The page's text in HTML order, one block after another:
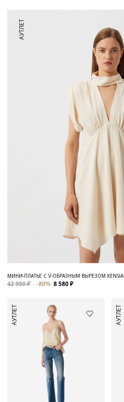
АУТЛЕТ
МИНИ-ПЛАТЬЕ С V-ОБРАЗНЫМ ВЫРЕЗОМ KENSIA
42 900 ₽ -80% 8 580 ₽
АУТЛЕТ АУТЛЕТ